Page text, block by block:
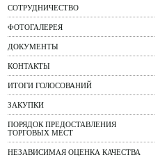
СОТРУДНИЧЕСТВО
ФОТОГАЛЕРЕЯ
ДОКУМЕНТЫ
КОНТАКТЫ
ИТОГИ ГОЛОСОВАНИЙ
ЗАКУПКИ
ПОРЯДОК ПРЕДОСТАВЛЕНИЯ
ТОРГОВЫХ МЕСТ
НЕЗАВИСИМАЯ ОЦЕНКА КАЧЕСТВА